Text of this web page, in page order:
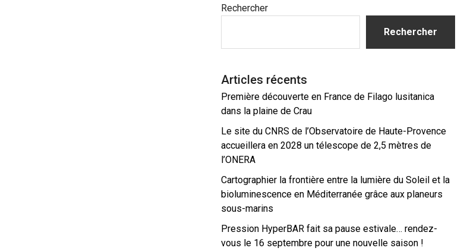
Barre
Rechercher
Rechercher
Articles récents
Première découverte en France de Filago lusitanica
dans la plaine de Crau
Le site du CNRS de l’Observatoire de Haute-Provence
accueillera en 2028 un télescope de 2,5 mètres de
l’ONERA
Cartographier la frontière entre la lumière du Soleil et la
bioluminescence en Méditerranée grâce aux planeurs
sous-marins
Pression HyperBAR fait sa pause estivale… rendez-
vous le 16 septembre pour une nouvelle saison !